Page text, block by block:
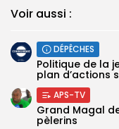
Voir aussi :
DÉPÊCHES
Politique de la
plan d’actions
APS-TV
Grand Magal
pèlerins